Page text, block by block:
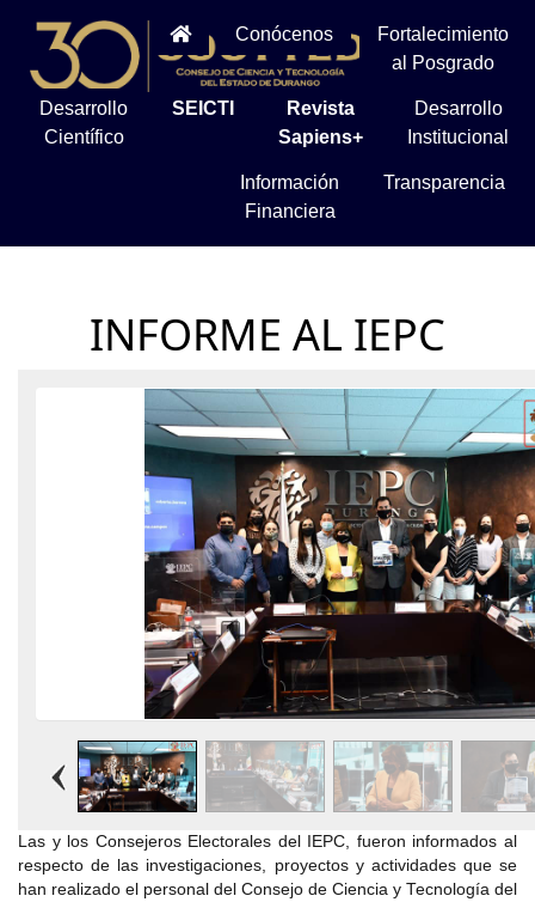
Conócenos
Fortalecimiento
al Posgrado
Desarrollo
Científico
SEICTI
Revista
Sapiens+
Desarrollo
Institucional
Información
Financiera
Transparencia
INFORME AL IEPC
Las y los Consejeros Electorales del IEPC, fueron informados al
respecto de las investigaciones, proyectos y actividades que se
han realizado el personal del Consejo de Ciencia y Tecnología del